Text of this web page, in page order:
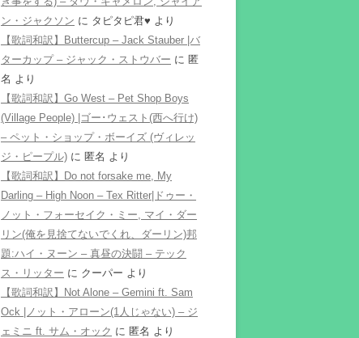
ン・ジャクソン に タピタピ君♥️ より
【歌詞和訳】Buttercup – Jack Stauber |バ
ターカップ – ジャック・ストウバー に 匿
名 より
【歌詞和訳】Go West – Pet Shop Boys
(Village People) |ゴー･ウェスト(西へ行け)
– ペット・ショップ・ボーイズ (ヴィレッ
ジ・ピープル) に 匿名 より
【歌詞和訳】Do not forsake me, My
Darling – High Noon – Tex Ritter|ドゥー・
ノット・フォーセイク・ミー, マイ・ダー
リン(俺を見捨てないでくれ、ダーリン)邦
題:ハイ・ヌーン – 真昼の決闘 – テック
ス・リッター に クーパー より
【歌詞和訳】Not Alone – Gemini ft. Sam
Ock |ノット・アローン(1人じゃない) – ジ
ェミニ ft. サム・オック に 匿名 より